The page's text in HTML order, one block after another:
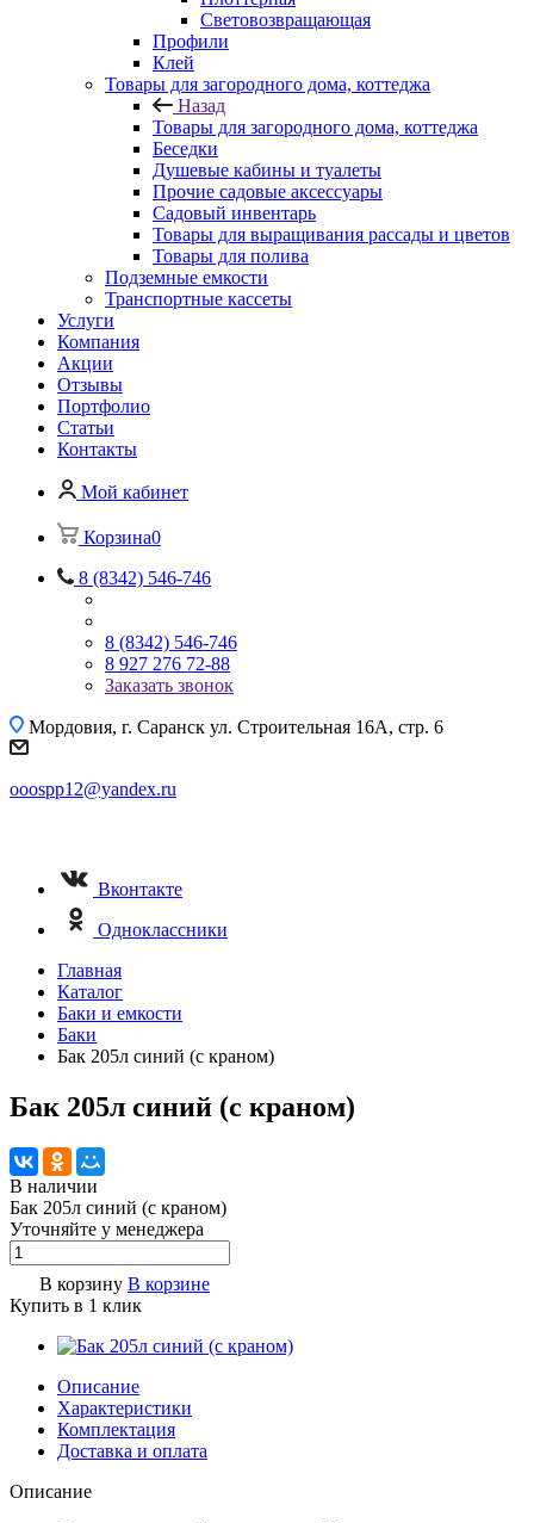
Световозвращающая
Профили
Клей
Товары для загородного дома, коттеджа
Назад
Товары для загородного дома, коттеджа
Беседки
Душевые кабины и туалеты
Прочие садовые аксессуары
Садовый инвентарь
Товары для выращивания рассады и цветов
Товары для полива
Подземные емкости
Транспортные кассеты
Услуги
Компания
Акции
Отзывы
Портфолио
Статьи
Контакты
Мой кабинет
Корзина0
8 (8342) 546-746
8 (8342) 546-746
8 927 276 72-88
Заказать звонок
Мордовия, г. Саранск ул. Строительная 16A, стр. 6
ooospp12@yandex.ru
Вконтакте
Одноклассники
Главная
Каталог
Баки и емкости
Баки
Бак 205л синий (с краном)
Бак 205л синий (с краном)
В наличии
Бак 205л синий (с краном)
Уточняйте у менеджера
В корзину В корзине
Купить в 1 клик
Описание
Характеристики
Комплектация
Доставка и оплата
Описание